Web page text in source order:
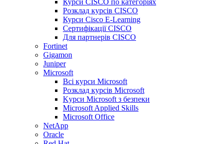
Курси CISCO по категоріях
Розклад курсів CISCO
Курси Cisco E-Learning
Сертифікації CISCO
Для партнерів CISCO
Fortinet
Gigamon
Juniper
Microsoft
Всі курси Microsoft
Розклад курсів Microsoft
Kyрси Microsoft з безпеки
Microsoft Applied Skills
Microsoft Office
NetApp
Oracle